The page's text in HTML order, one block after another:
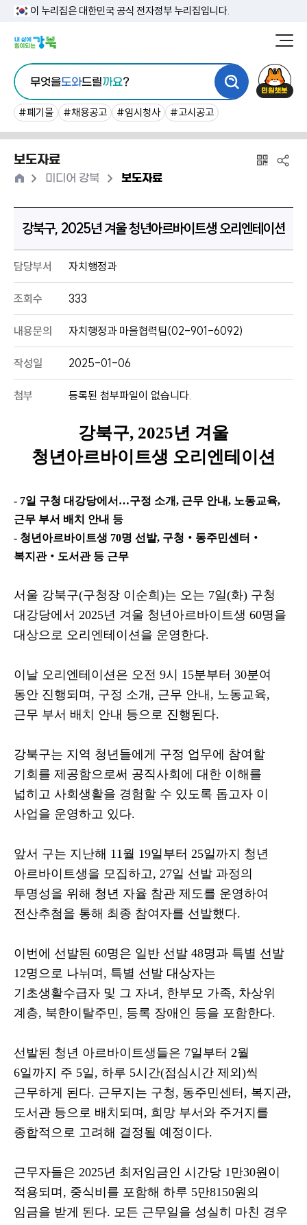
이 누리집은 대한민국 공식 전자정부 누리집입니다.
청
통
합
검
색
무엇을도와드릴까요?
#폐기물 #채용공고 #임시청사 #고시공고
원
보도자료
홈 >미디어 강북 >보도자료
강북구, 2025년 겨울 청년아르바이트생 오리엔테이션
담당부서 자치행정과
조회수 333
내용문의 자치행정과 마을협력팀(02-901-6092)
작성일 2025-01-06
첨부 등록된 첨부파일이 없습니다.
강북구, 2025년 겨울
청년아르바이트생 오리엔테이션
- 7일 구청 대강당에서 …구정 소개, 근무 안내, 노동교육,
근무 부서 배치 안내 등
- 청년아르바이트생 70명 선발, 구청 ‧ 동주민센터 ‧
복지관‧ 도서관 등 근무
서울 강북구(구청장 이순희 )는 오는 7일(화) 구청
대강당에서 2025년 겨울 청년아르바이트생 60명을
대상으로 오리엔테이션을 운영한다.
이날 오리엔테이션은 오전 9시 15분부터 30분여
동안 진행되며 , 구정 소개 , 근무 안내 , 노동교육,
근무 부서 배치 안내 등으로 진행된다.
강북구는 지역 청년들에게 구정 업무에 참여할
기회를 제공함으로써 공직사회에 대한 이해를
넓히고 사회생활을 경험할 수 있도록 돕고자 이
사업을 운영하고 있다.
앞서 구는 지난해 11월 19일부터 25일까지 청년
아르바이트생을 모집하고, 27일 선발 과정의
투명성을 위해 청년 자율 참관 제도를 운영하여
전산추첨을 통해 최종 참여자를 선발했다.
이번에 선발된 60명은 일반 선발 48명과 특별 선발
12명으로 나뉘며 , 특별 선발 대상자는
기초생활수급자 및 그 자녀 , 한부모 가족, 차상위
계층, 북한이탈주민, 등록 장애인 등을 포함한다.
선발된 청년 아르바이트생들은 7일부터 2월
6일까지 주 5일, 하루 5시간(점심시간 제외 )씩
근무하게 된다. 근무지는 구청, 동주민센터 , 복지관,
도서관 등으로 배치되며 , 희망 부서와 주거지를
종합적으로 고려해 결정될 예정이다.
근무자들은 2025년 최저임금인 시간당 1만30원이
적용되며 , 중식비를 포함해 하루 5만8150원의
임금을 받게 된다. 모든 근무일을 성실히 마친 경우